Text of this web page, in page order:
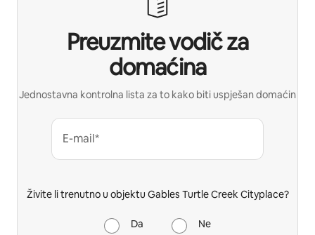
Preuzmite vodič za
domaćina
Jednostavna kontrolna lista za to kako biti uspješan domaćin
E-mail*
Živite li trenutno u objektu Gables Turtle Creek Cityplace?
Da Ne